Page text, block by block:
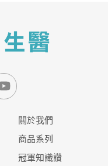
關於我們
商品系列
冠軍知識讚